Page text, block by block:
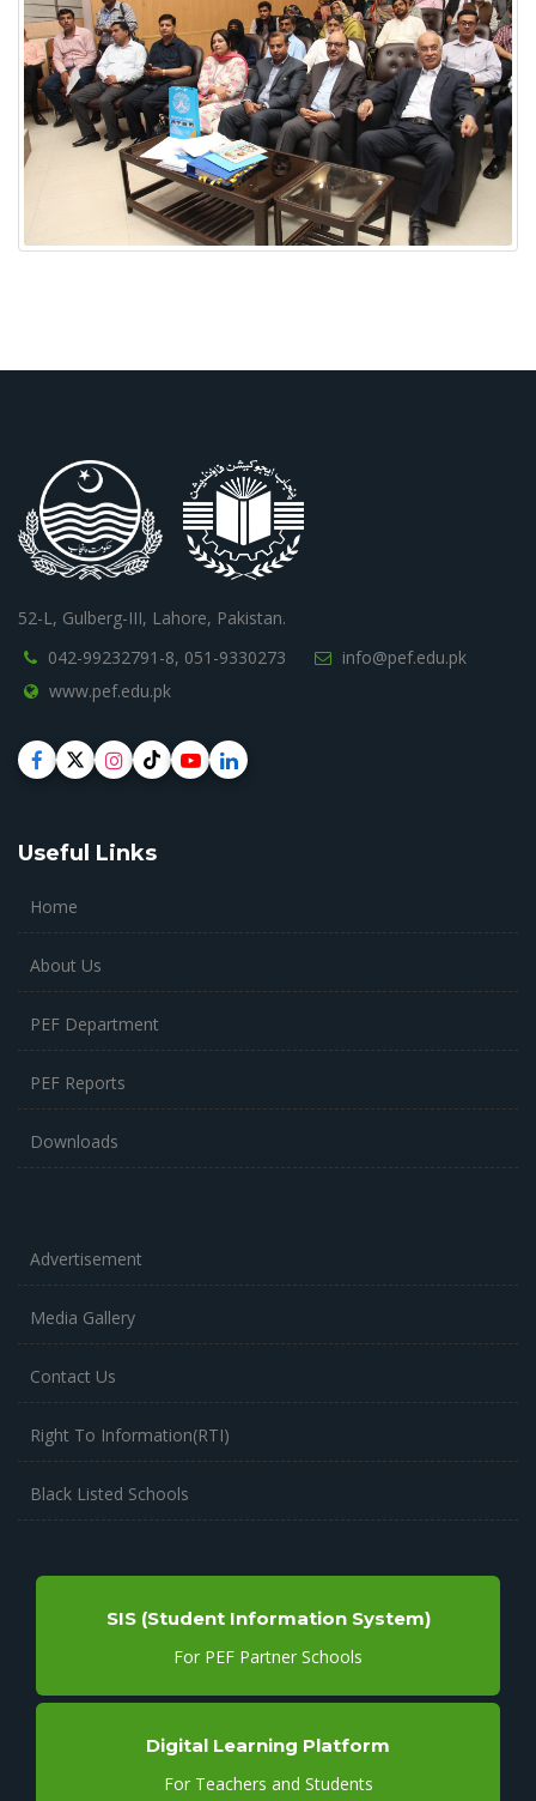
52-L, Gulberg-III, Lahore, Pakistan.
042-99232791-8, 051-9330273
info@pef.edu.pk
www.pef.edu.pk
Useful Links
Home
About Us
PEF Department
PEF Reports
Downloads
Advertisement
Media Gallery
Contact Us
Right To Information(RTI)
Black Listed Schools
SIS (Student Information System)
For PEF Partner Schools
Digital Learning Platform
For Teachers and Students